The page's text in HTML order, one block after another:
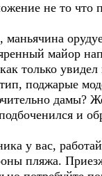
не то что
майор
как только
поджарые
дамы?
и
у вас,
пляжа.